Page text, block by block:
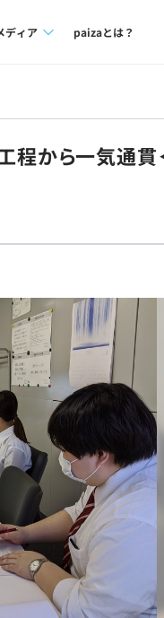
ディア
note
paizaとは？
程から一気通